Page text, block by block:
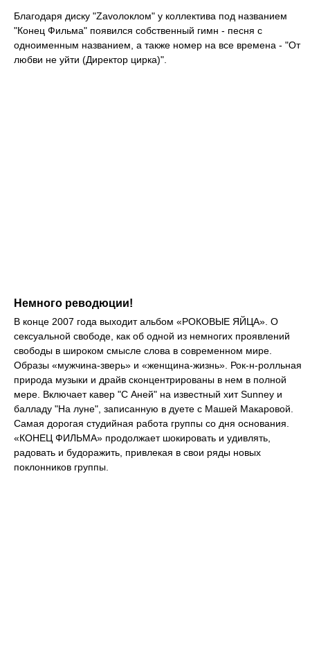
Благодаря диску "Zavолоклом" у коллектива под названием
"Конец Фильма" появился собственный гимн - песня с
одноименным названием, а также номер на все времена - "От
любви не уйти (Директор цирка)".
Немного реводюции!
В конце 2007 года выходит альбом «РОКОВЫЕ ЯЙЦА». О
сексуальной свободе, как об одной из немногих проявлений
свободы в широком смысле слова в современном мире.
Образы «мужчина-зверь» и «женщина-жизнь». Рок-н-ролльная
природа музыки и драйв сконцентрированы в нем в полной
мере. Включает кавер "C Аней" на известный хит Sunney и
балладу "На луне", записанную в дуете с Машей Макаровой.
Самая дорогая студийная работа группы со дня основания.
«КОНЕЦ ФИЛЬМА» продолжает шокировать и удивлять,
радовать и будоражить, привлекая в свои ряды новых
поклонников группы.